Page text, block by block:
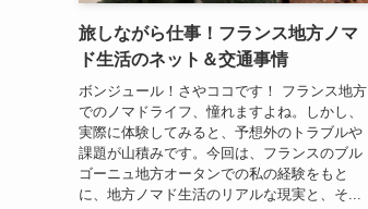
旅しながら仕事！フランス地方ノマ
ド生活のネット＆交通事情
ボンジュール！さやココです！ フランス地方
でのノマドライフ、憧れますよね。しかし、
実際に体験してみると、予想外のトラブルや
課題が山積みです。今回は、フランスのブル
ゴーニュ地方オータンでの私の経験をもと
に、地方ノマド生活のリアルな現実と、そ...